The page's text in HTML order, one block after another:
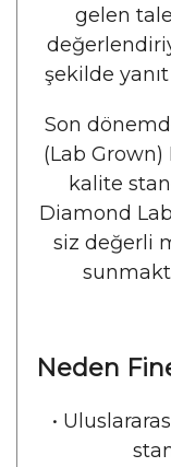
gelen
şekilde
Son
(Lab
kalite
Diamond
siz değerli
Neden
•